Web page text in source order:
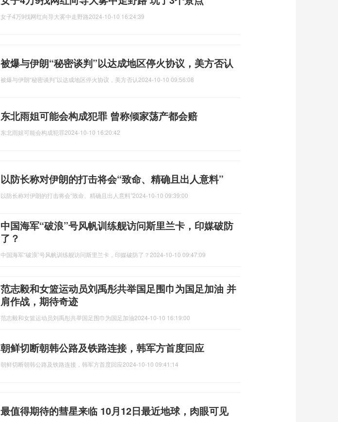
女子4万9找网红向导大雾中走野路2024-10-10 16:24:39
被爆与伊朗“秘密谈判”以达成地区停火协议，美方否认
被爆与伊朗“秘密谈判”以达成地区停火协议，美方否认2024-10-10 09:56:08
东北雨姐可能会构成犯罪 曾称倾家荡产都会赔
东北雨姐可能会构成犯罪2024-10-10 16:20:42
以防长称对伊朗的打击将会“致命、精确且出人意料”
以防长称对伊朗的打击将会“致命、精确且出人意料”2024-10-10 09:39:00
中国海军“破浪”号风帆训练舰访问斯里兰卡，印媒破防
了？
中国海军“破浪”号风帆训练舰访问斯里兰卡，印媒破防了？ 2024-10-10 09:47:09
范志毅和女篮运动员刘禹彤共举国足围巾为国足加油 并
肩作战，期待奇迹
范志毅和女篮运动员刘禹彤共举国足围巾为国足加油2024-10-10 16:19:00
朝鲜切断朝韩公路及铁路连接，韩军方首度回应
朝鲜切断朝韩公路及铁路连接，韩军方首度回应2024-10-10 09:41:14
最值得期待的彗星来临 10月12日最近地球，肉眼可见